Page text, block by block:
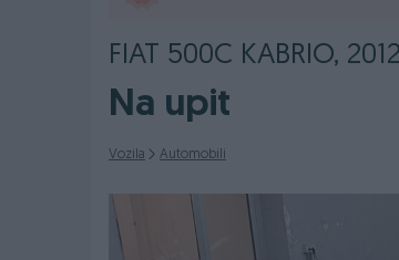
FIAT 500C KABRIO,
Na upit
Vozila Automobili